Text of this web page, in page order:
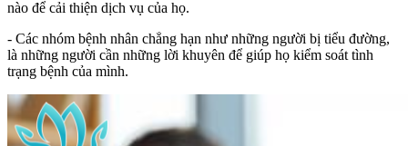
nào để cải thiện dịch vụ của họ.
- Các nhóm bệnh nhân chẳng hạn như những người bị tiểu đường,
là những người cần những lời khuyên để giúp họ kiểm soát tình
trạng bệnh của mình.